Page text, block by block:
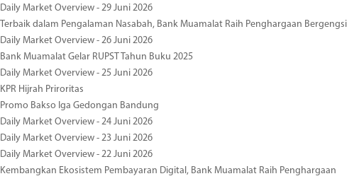
Daily Market Overview - 29 Juni 2026
Terbaik dalam Pengalaman Nasabah, Bank Muamalat Raih Penghargaan Bergengsi
Daily Market Overview - 26 Juni 2026
Bank Muamalat Gelar RUPST Tahun Buku 2025
Daily Market Overview - 25 Juni 2026
KPR Hijrah Priroritas
Promo Bakso Iga Gedongan Bandung
Daily Market Overview - 24 Juni 2026
Daily Market Overview - 23 Juni 2026
Daily Market Overview - 22 Juni 2026
Kembangkan Ekosistem Pembayaran Digital, Bank Muamalat Raih Penghargaan